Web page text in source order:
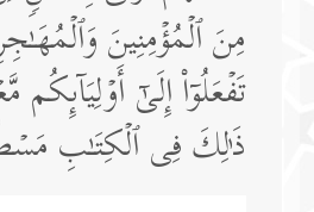
مِنَ ٱلۡمُؤۡمِنِینَ
تَفۡعَلُوۤا۟ إِلَىٰۤ أَوۡلِیَاۤىِٕكُم
ذَ ٰ⁠لِكَ فِی ٱلۡكِتَـٰبِ